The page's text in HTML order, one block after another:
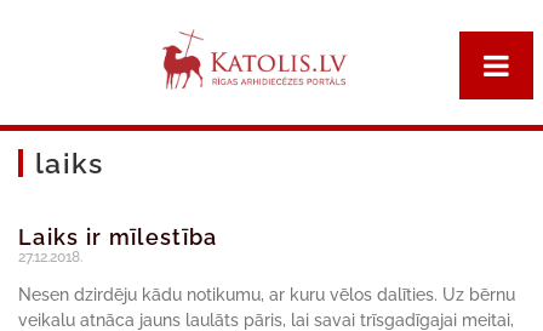
laiks
Laiks ir mīlestība
27.12.2018.
Nesen dzirdēju kādu notikumu, ar kuru vēlos dalīties. Uz bērnu
veikalu atnāca jauns laulāts pāris, lai savai trīsgadīgajai meitai,